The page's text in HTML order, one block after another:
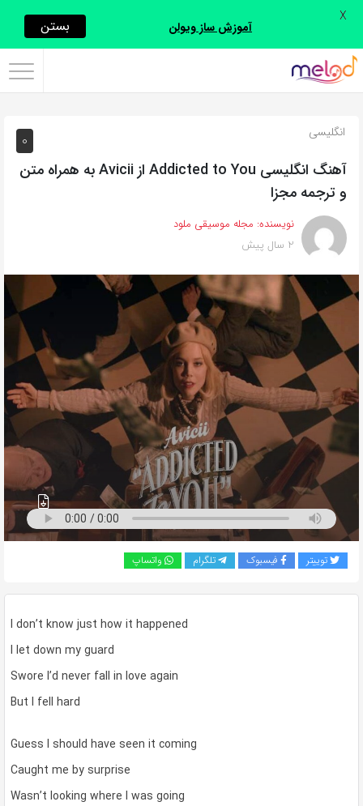
اشتراک
با
روش‌های
زیر
این
صفحه
را
با
دوستان
خود
اشتراک
بگذارید.
کپی
لینک
0 انگلیسی
آهنگ انگلیسی Addicted to You از Avicii به همراه متن
و ترجمه مجزا
نویسنده: مجله موسیقی ملود
2 سال پیش
توییتر فیسبوک تلگرام واتساپ
I don’t know just how it happened
I let down my guard
Swore I’d never fall in love again
But I fell hard
Guess I should have seen it coming
Caught me by surprise
Wasn’t looking where I was going
آموزش ساز ویولن بستن X